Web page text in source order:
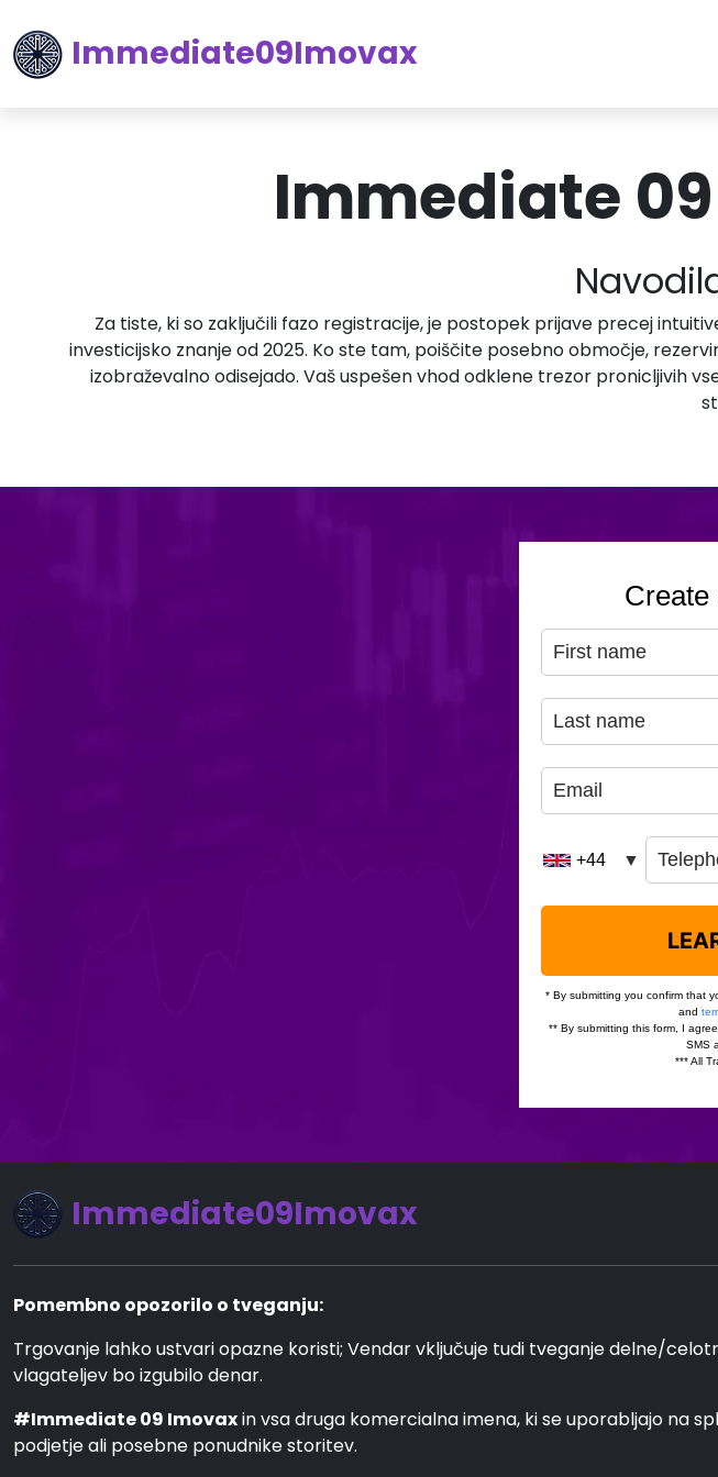
Immediate09Imovax
Immediate
Za tiste, ki so zaključili fazo registracije, je postopek prijave precej
investicijsko znanje od 2025. Ko ste tam, poiščite posebno območje,
izobraževalno odisejado. Vaš uspešen vhod odklene trezor pronicljivih
Immediate09Imovax
Pomembno opozorilo o tveganju:
Trgovanje lahko ustvari opazne koristi; Vendar vključuje tudi tveganje delne/
vlagateljev bo izgubilo denar.
#Immediate 09 Imovaxin vsa druga komercialna imena, ki se uporabljajo na
podjetje ali posebne ponudnike storitev.